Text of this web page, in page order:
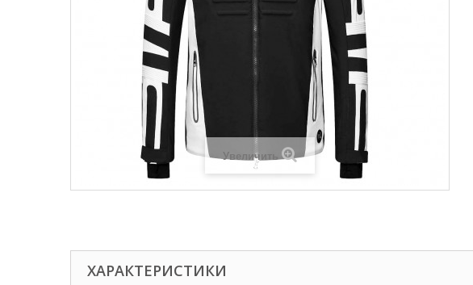
Увеличить
ХАРАКТЕРИСТИКИ